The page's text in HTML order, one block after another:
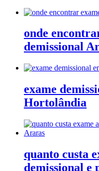
onde
demissional
exame
Hortolândia
quanto custa
demissional e